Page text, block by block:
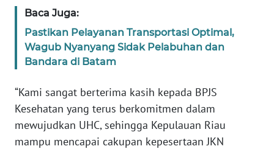
Baca Juga:
Pastikan Pelayanan Transportasi Optimal,
Wagub Nyanyang Sidak Pelabuhan dan
Bandara di Batam
“Kami sangat berterima kasih kepada BPJS
Kesehatan yang terus berkomitmen dalam
mewujudkan UHC, sehingga Kepulauan Riau
mampu mencapai cakupan kepesertaan JKN
JAMBI
WN
WN
NTB